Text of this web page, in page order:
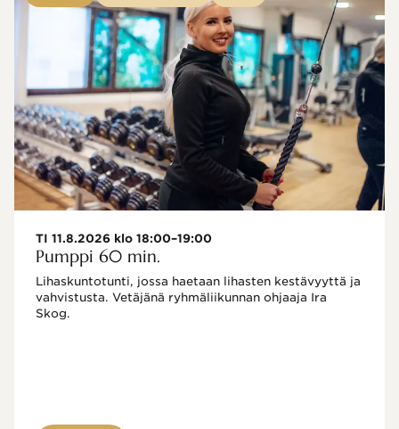
TI 11.8.2026 klo 18:00–19:00
Pumppi 60 min.
Lihaskuntotunti, jossa haetaan lihasten kestävyyttä ja
vahvistusta. Vetäjänä ryhmäliikunnan ohjaaja Ira
Skog.